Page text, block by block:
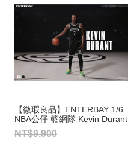
【微瑕良品】ENTERBAY 1/6
NBA公仔 籃網隊 Kevin Durant
NT$9,900